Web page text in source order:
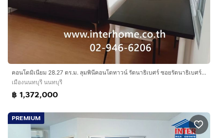
คอนโดมิเนียม 28.27 ตร.ม. ลุมพินีคอนโดทาวน์ รัตนาธิเบศร์ ซอยรัตนาธิเบศร์26 ถนนรัตนาธิเบศร์ ถนนหมายเลข302 เมืองนนทบุรี นนทบุรี
เมืองนนทบุรี นนทบุรี
฿ 1,372,000
PREMIUM